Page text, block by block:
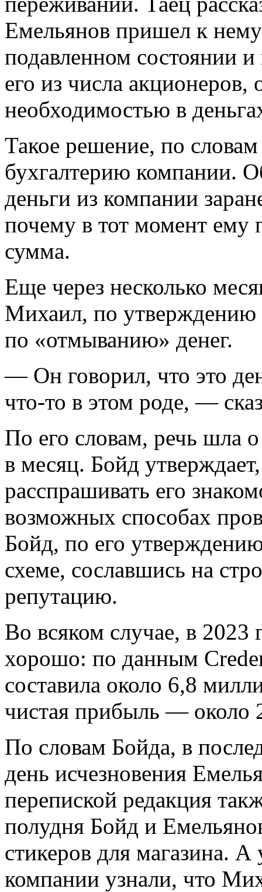
Емельянов пришел к
подавленном состоянии
его из числа акционеров,
необходимостью в
Такое решение, по
бухгалтерию компании.
деньги из компании
почему в тот момент ему
сумма.
Еще через несколько
Михаил, по утверждению
по «отмыванию» денег.
— Он говорил, что это
что-то в этом роде, —
По его словам, речь шла
в месяц. Бойд
расспрашивать его
возможных способах
Бойд, по его
схеме, сославшись на
репутацию.
Во всяком случае, в 2023
хорошо: по данным
составила около 6,8
чистая прибыль — около
По словам Бойда, в
день исчезновения
перепиской редакция
полудня Бойд и
стикеров для магазина.
компании узнали, что